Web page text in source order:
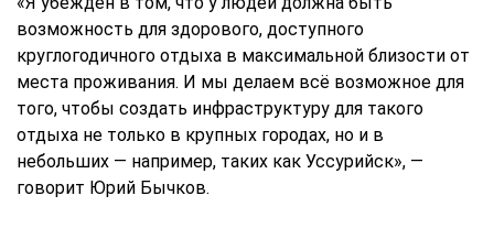
возможность для здорового, доступного
круглогодичного отдыха в максимальной близости от
места проживания. И мы делаем всё возможное для
того, чтобы создать инфраструктуру для такого
отдыха не только в крупных городах, но и в
небольших — например, таких как Уссурийск», —
говорит Юрий Бычков.